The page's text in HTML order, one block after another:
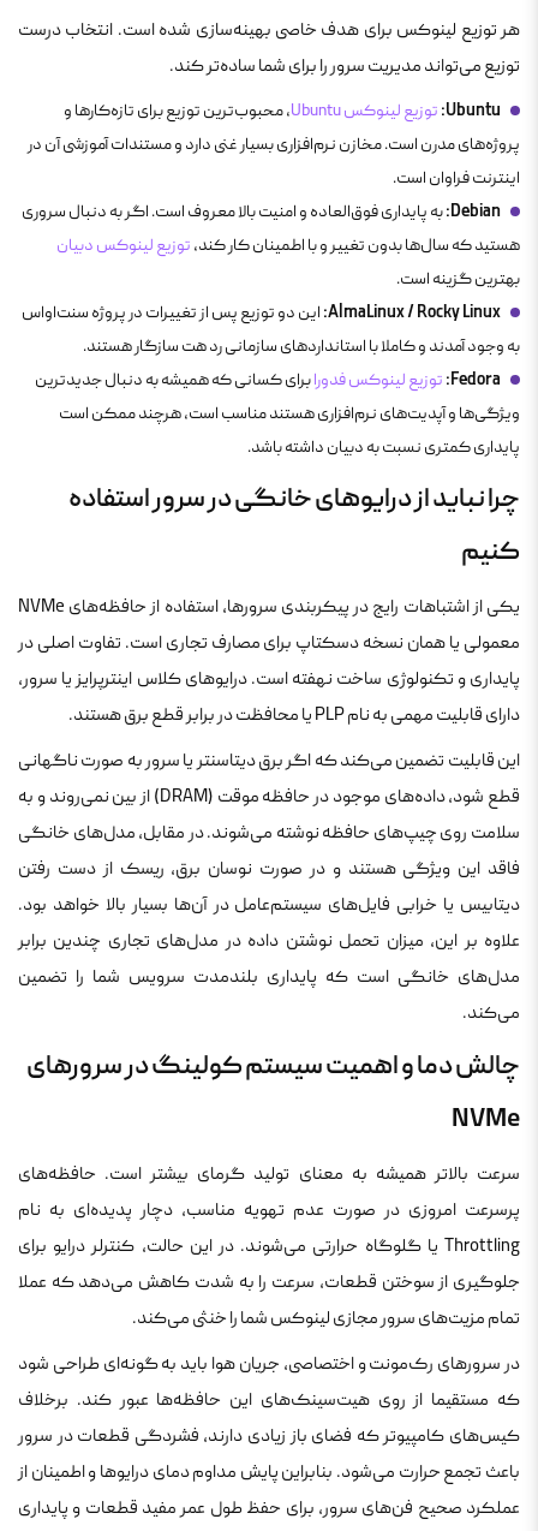
هر توزیع لینوکس برای هدف خاصی بهینه‌سازی شده است. انتخاب درست
توزیع می‌تواند مدیریت سرور را برای شما ساده‌تر کند.
Ubuntu: توزیع لینوکس Ubuntu
، محبوب‌ترین توزیع برای تازه‌کارها و
پروژه‌های مدرن است. مخازن نرم‌افزاری بسیار غنی دارد و مستندات آموزشی آن در
اینترنت فراوان است.
Debian: به پایداری فوق‌العاده و امنیت بالا معروف است. اگر به دنبال سروری
هستید که سال‌ها بدون تغییر و با اطمینان کار کند،توزیع لینوکس دبیان
بهترین گزینه است.
AlmaLinux / Rocky Linux: این دو توزیع پس از تغییرات در پروژه سنت‌اواس
به وجود آمدند و کاملا با استانداردهای سازمانی رد هت سازگار هستند.
Fedora: توزیع لینوکس فدورابرای کسانی که همیشه به دنبال جدیدترین
ویژگی‌ها و آپدیت‌های نرم‌افزاری هستند مناسب است، هرچند ممکن است
پایداری کمتری نسبت به دبیان داشته باشد.
چرا نباید از درایوهای خانگی در سرور استفاده
کنیم
یکی از اشتباهات رایج در پیکربندی سرورها، استفاده از حافظه‌های NVMe
معمولی یا همان نسخه دسکتاپ برای مصارف تجاری است. تفاوت اصلی در
پایداری و تکنولوژی ساخت نهفته است. درایوهای کلاس اینترپرایز یا سرور،
دارای قابلیت مهمی به نام PLP یا محافظت در برابر قطع برق هستند.
این قابلیت تضمین می‌کند که اگر برق دیتاسنتر یا سرور به صورت ناگهانی
قطع شود، داده‌های موجود در حافظه موقت (DRAM) از بین نمی‌روند و به
سلامت روی چیپ‌های حافظه نوشته می‌شوند. در مقابل، مدل‌های خانگی
فاقد این ویژگی هستند و در صورت نوسان برق، ریسک از دست رفتن
دیتابیس یا خرابی فایل‌های سیستم‌عامل در آن‌ها بسیار بالا خواهد بود.
علاوه بر این، میزان تحمل نوشتن داده در مدل‌های تجاری چندین برابر
مدل‌های خانگی است که پایداری بلندمدت سرویس شما را تضمین
می‌کند.
چالش دما و اهمیت سیستم کولینگ در سرورهای
NVMe
سرعت بالاتر همیشه به معنای تولید گرمای بیشتر است. حافظه‌های
پرسرعت امروزی در صورت عدم تهویه مناسب، دچار پدیده‌ای به نام
Throttling یا گلوگاه حرارتی می‌شوند. در این حالت، کنترلر درایو برای
جلوگیری از سوختن قطعات، سرعت را به شدت کاهش می‌دهد که عملا
تمام مزیت‌های سرور مجازی لینوکس شما را خنثی می‌کند.
در سرورهای رک‌مونت و اختصاصی، جریان هوا باید به گونه‌ای طراحی شود
که مستقیما از روی هیت‌سینک‌های این حافظه‌ها عبور کند. برخلاف
کیس‌های کامپیوتر که فضای باز زیادی دارند، فشردگی قطعات در سرور
باعث تجمع حرارت می‌شود. بنابراین پایش مداوم دمای درایوها و اطمینان از
عملکرد صحیح فن‌های سرور، برای حفظ طول عمر مفید قطعات و پایداری